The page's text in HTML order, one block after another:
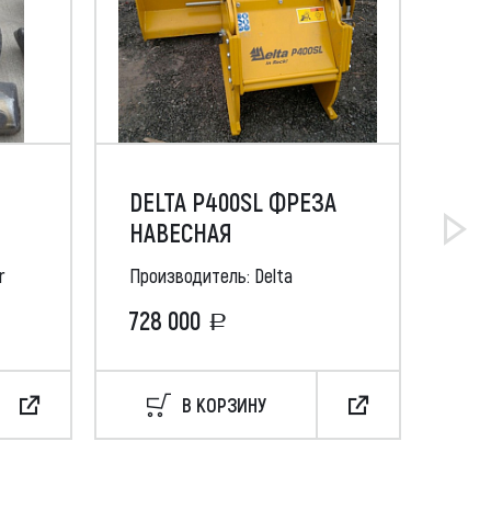
DELTA P400SL ФРЕЗА
НАВЕСНАЯ
Производитель: Delta
728 000
В КОРЗИНУ
AF